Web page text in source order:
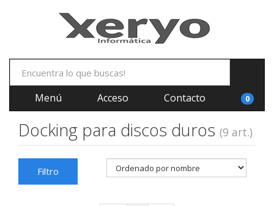
Menú Acceso Contacto 0
Docking para discos duros (9 art.)
Filtro